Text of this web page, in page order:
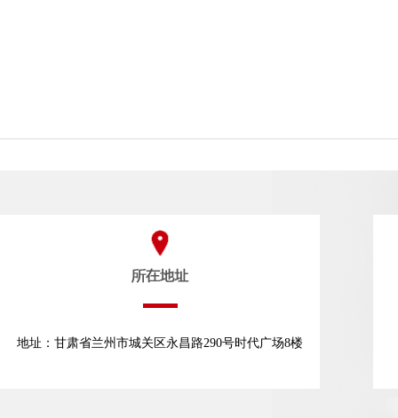
地址：甘肃省兰州市城关区永昌路290号时代广场8楼